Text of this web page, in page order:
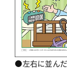
●左右に並ん